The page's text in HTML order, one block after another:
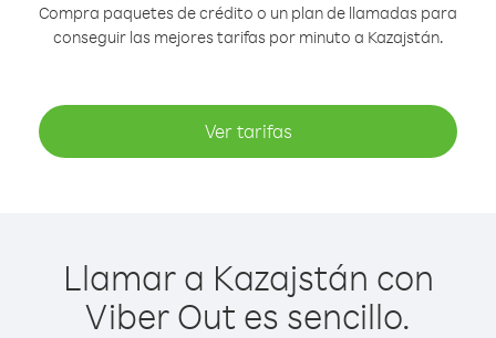
Compra paquetes de crédito o un plan de llamadas para
conseguir las mejores tarifas por minuto a Kazajstán.
Ver tarifas
Llamar a Kazajstán con
Viber Out es sencillo.